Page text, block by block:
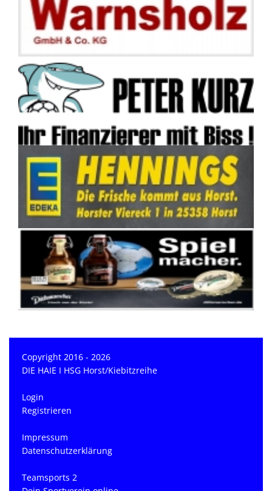
Copyright 2016 - 2026
DIE HAIE I HSG Horst/Kiebitzreihe
Login
Registrieren
Impressum
Datenschutzerklärung
Teamsports 2